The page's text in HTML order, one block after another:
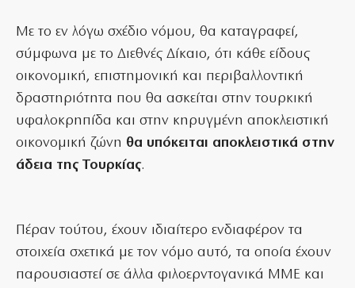
Με το εν λόγω σχέδιο νόμου, θα καταγραφεί,
σύμφωνα με το Διεθνές Δίκαιο, ότι κάθε είδους
οικονομική, επιστημονική και περιβαλλοντική
δραστηριότητα που θα ασκείται στην τουρκική
υφαλοκρηπίδα και στην κηρυγμένη αποκλειστική
οικονομική ζώνη θα υπόκειται αποκλειστικά στην
άδεια της Τουρκίας.
Πέραν τούτου, έχουν ιδιαίτερο ενδιαφέρον τα
στοιχεία σχετικά με τον νόμο αυτό, τα οποία έχουν
παρουσιαστεί σε άλλα φιλοερντογανικά ΜΜΕ και